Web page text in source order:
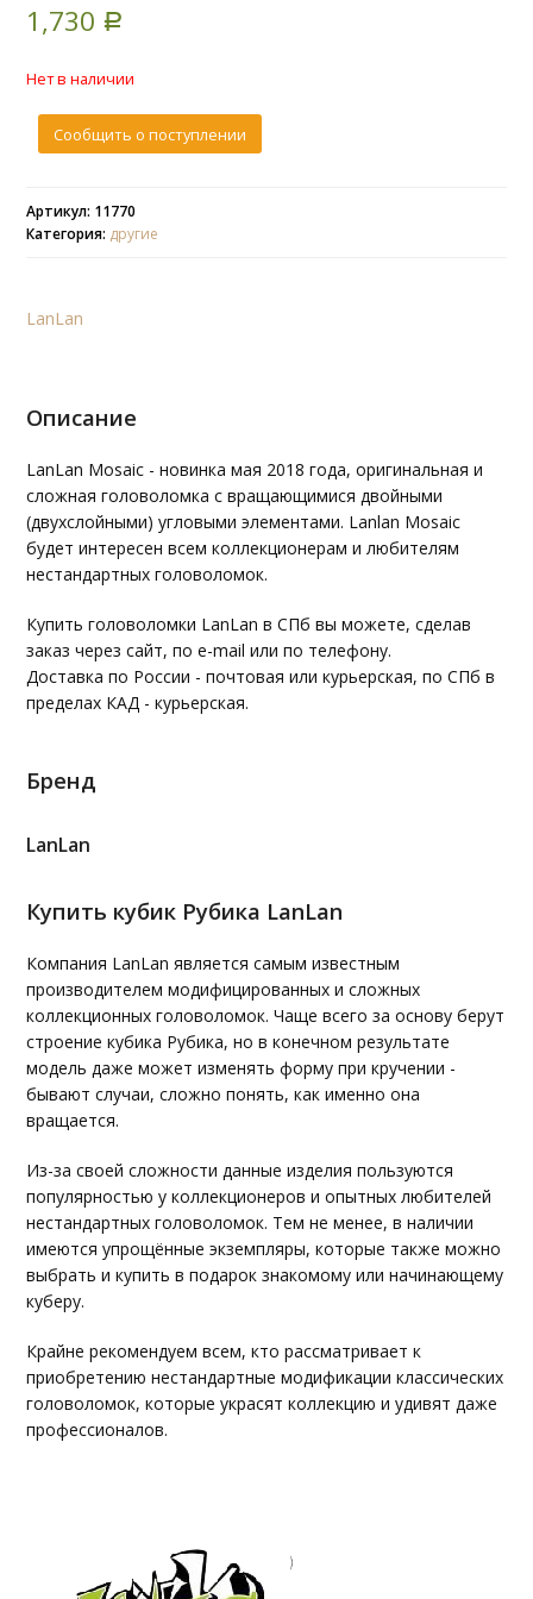
based on
customer
1,730 Р
Нет в наличии
Сообщить о поступлении
Артикул: 11770
Категория: другие
LanLan
Описание
LanLan Mosaic - новинка мая 2018 года, оригинальная и
сложная головоломка с вращающимися двойными
(двухслойными) угловыми элементами. Lanlan Mosaic
будет интересен всем коллекционерам и любителям
нестандартных головоломок.
Купить головоломки LanLan в СПб вы можете, сделав
заказ через сайт, по e-mail или по телефону.
Доставка по России - почтовая или курьерская, по СПб в
пределах КАД - курьерская.
Бренд
LanLan
Купить кубик Рубика LanLan
Компания LanLan является самым известным
производителем модифицированных и сложных
коллекционных головоломок. Чаще всего за основу берут
строение кубика Рубика, но в конечном результате
модель даже может изменять форму при кручении -
бывают случаи, сложно понять, как именно она
вращается.
Из-за своей сложности данные изделия пользуются
популярностью у коллекционеров и опытных любителей
нестандартных головоломок. Тем не менее, в наличии
имеются упрощённые экземпляры, которые также можно
выбрать и купить в подарок знакомому или начинающему
куберу.
Крайне рекомендуем всем, кто рассматривает к
приобретению нестандартные модификации классических
головоломок, которые украсят коллекцию и удивят даже
профессионалов.